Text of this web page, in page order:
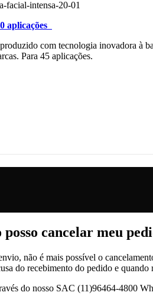
aplicações
com tecnologia inovadora à
Para 45 aplicações.
cancelar meu
não é mais possível o
do recebimento do pedido e
do nosso SAC (11)96464-4800